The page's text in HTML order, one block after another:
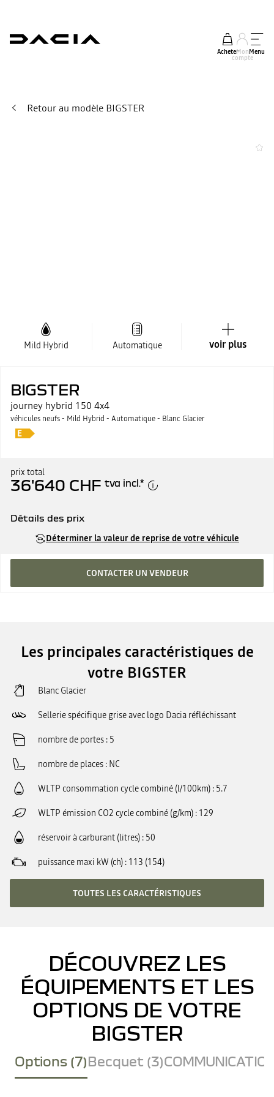
AcheterMon
compte
Menu
Retour au modèle BIGSTER
Mild Hybrid Automatique voir plus
BIGSTER
journey hybrid 150 4x4
véhicules neufs - Mild Hybrid - Automatique - Blanc Glacier
prix total
36'640 CHF tva incl.*
Détails des prix
Déterminer la valeur de reprise de votre véhicule
CONTACTER UN VENDEUR
Les principales caractéristiques de
votre BIGSTER
Blanc Glacier
Sellerie spécifique grise avec logo Dacia réfléchissant
nombre de portes 5
nombre de places NC
WLTP consommation cycle combiné (l/100km) 5.7
WLTP émission CO2 cycle combiné (g/km) 129
réservoir à carburant (litres) 50
puissance maxi kW (ch) 113 (154)
TOUTES LES CARACTÉRISTIQUES
DÉCOUVREZ LES
ÉQUIPEMENTS ET LES
OPTIONS DE VOTRE
BIGSTER
Options (7)Becquet (3)